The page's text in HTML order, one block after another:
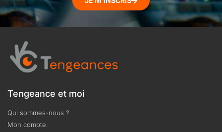
Tengeance et moi
Qui sommes-nous ?
Mon compte